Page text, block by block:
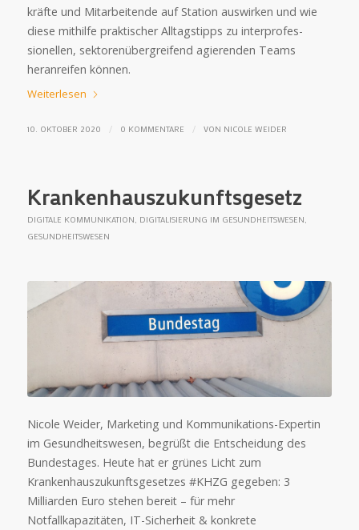
kräfte und Mit­arbei­tende auf Sta­tion aus­wir­ken und wie
diese mit­hilfe prak­ti­scher All­tags­tipps zu inter­profes­
sionel­len, sek­toren­über­grei­fend agie­ren­den Teams
heran­reifen können.
Weiterlesen
10. OKTOBER 2020 / 0 KOMMENTARE / VON NICOLE WEIDER
Krankenhauszukunftsgesetz
DIGITALE KOMMUNIKATION, DIGITALISIERUNG IM GESUNDHEITSWESEN,
GESUNDHEITSWESEN
Nicole Weider, Marketing und Kommunikations-Expertin
im Gesundheitswesen, begrüßt die Entscheidung des
Bundestages. Heute hat er grünes Licht zum
Krankenhauszukunftsgesetzes #KHZG gegeben: 3
Milliarden Euro stehen bereit – für mehr
Notfallkapazitäten, IT-Sicherheit & konkrete